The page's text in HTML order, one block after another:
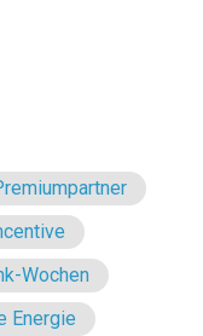
Wochen
Energie